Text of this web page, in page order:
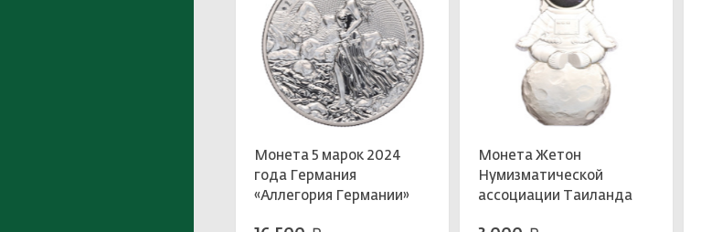
Монета 5 марок 2024
года Германия
«Аллегория Германии»
Монета Жетон
Нумизматической
ассоциации Таиланда